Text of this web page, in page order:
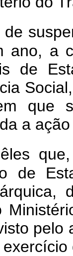
de
ano, a
de
que
a
de
pelo